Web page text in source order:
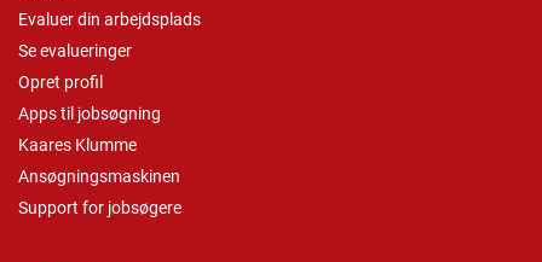
Evaluer din arbejdsplads
Se evalueringer
Opret profil
Apps til jobsøgning
Kaares Klumme
Ansøgningsmaskinen
Support for jobsøgere